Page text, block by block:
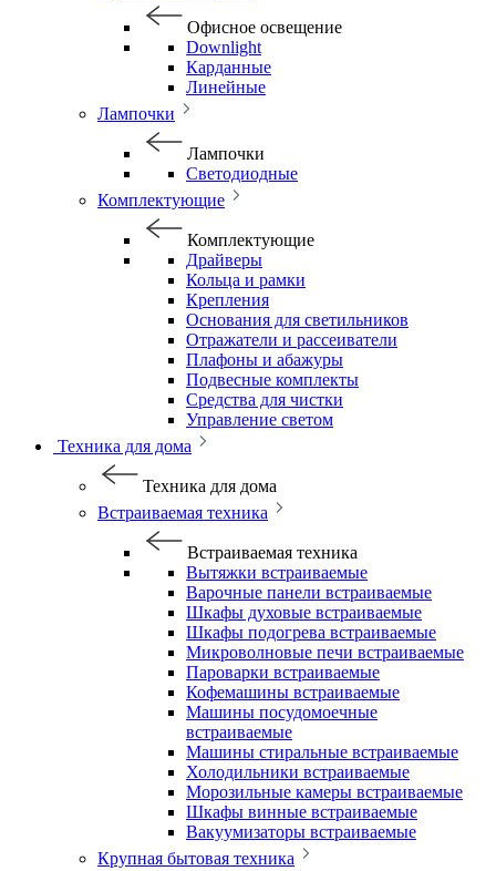
Офисное освещение
Downlight
Карданные
Линейные
Лампочки
Лампочки
Светодиодные
Комплектующие
Комплектующие
Драйверы
Кольца и рамки
Крепления
Основания для светильников
Отражатели и рассеиватели
Плафоны и абажуры
Подвесные комплекты
Средства для чистки
Управление светом
Техника для дома
Техника для дома
Встраиваемая техника
Встраиваемая техника
Вытяжки встраиваемые
Варочные панели встраиваемые
Шкафы духовые встраиваемые
Шкафы подогрева встраиваемые
Микроволновые печи встраиваемые
Пароварки встраиваемые
Кофемашины встраиваемые
Машины посудомоечные
встраиваемые
Машины стиральные встраиваемые
Холодильники встраиваемые
Морозильные камеры встраиваемые
Шкафы винные встраиваемые
Вакуумизаторы встраиваемые
Крупная бытовая техника